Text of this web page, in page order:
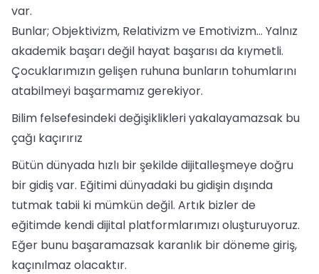
var.
Bunlar; Objektivizm, Relativizm ve Emotivizm… Yalnız
akademik başarı değil hayat başarısı da kıymetli.
Çocuklarımızın gelişen ruhuna bunların tohumlarını
atabilmeyi başarmamız gerekiyor.
Bilim felsefesindeki değişiklikleri yakalayamazsak bu
çağı kaçırırız
Bütün dünyada hızlı bir şekilde dijitalleşmeye doğru
bir gidiş var. Eğitimi dünyadaki bu gidişin dışında
tutmak tabii ki mümkün değil. Artık bizler de
eğitimde kendi dijital platformlarımızı oluşturuyoruz.
Eğer bunu başaramazsak karanlık bir döneme giriş,
kaçınılmaz olacaktır.